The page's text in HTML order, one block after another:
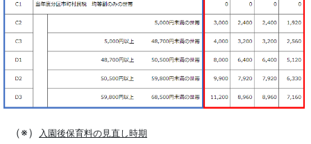
（※）
入園後保育料の見直し時期